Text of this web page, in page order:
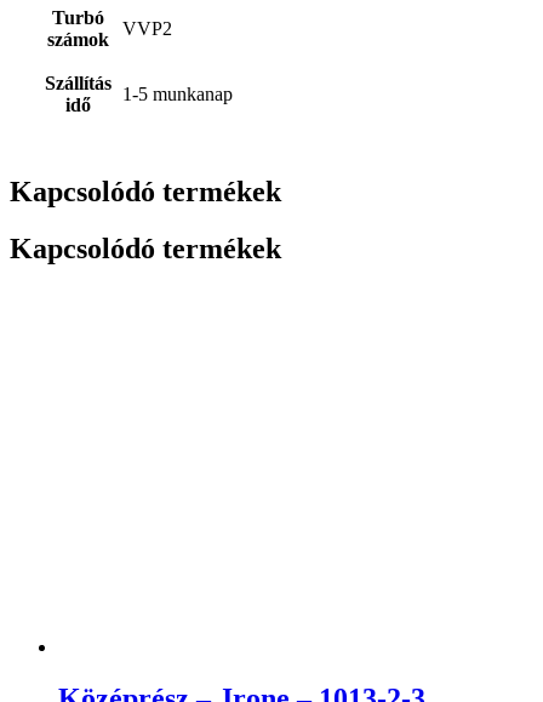
Turbó
számok
VVP2
Szállítás
idő
1-5 munkanap
Kapcsolódó termékek
Kapcsolódó termékek